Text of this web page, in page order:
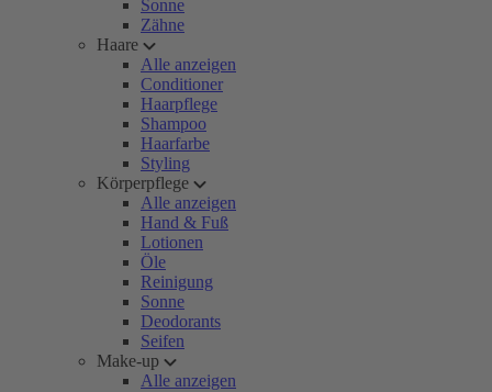
Sonne
Zähne
Haare
Alle anzeigen
Conditioner
Haarpflege
Shampoo
Haarfarbe
Styling
Körperpflege
Alle anzeigen
Hand & Fuß
Lotionen
Öle
Reinigung
Sonne
Deodorants
Seifen
Make-up
Alle anzeigen